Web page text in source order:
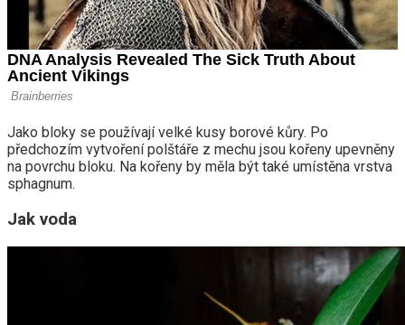
Jako bloky se používají velké kusy borové kůry. Po
předchozím vytvoření polštáře z mechu jsou kořeny upevněny
na povrchu bloku. Na kořeny by měla být také umístěna vrstva
sphagnum.
Jak voda